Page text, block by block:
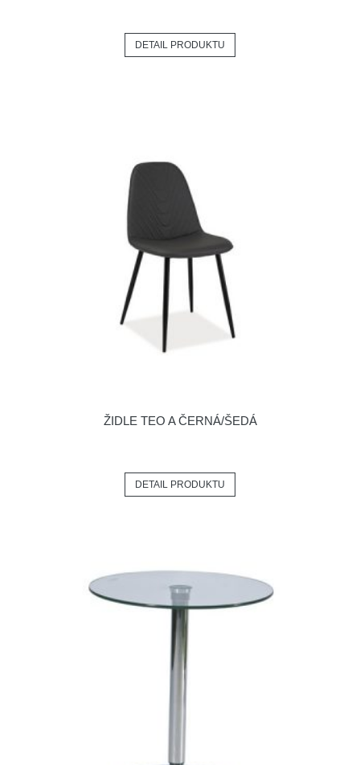
DETAIL PRODUKTU
ŽIDLE TEO A ČERNÁ/ŠEDÁ
DETAIL PRODUKTU